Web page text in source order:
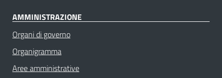
AMMINISTRAZIONE
Organi di governo
Organigramma
Aree amministrative